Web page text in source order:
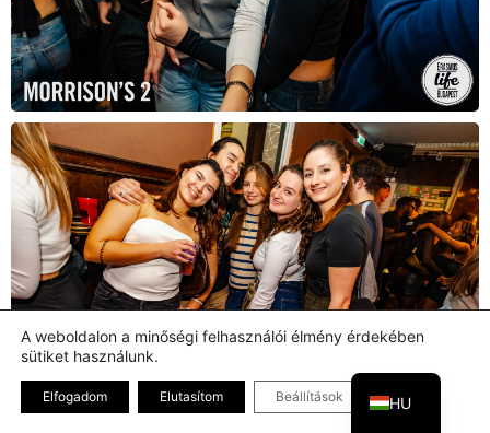
A weboldalon a minőségi felhasználói élmény érdekében
sütiket használunk.
Elfogadom Elutasítom Beállítások Bezárás
HU